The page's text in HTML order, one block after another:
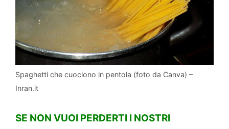
Spaghetti che cuociono in pentola (foto da Canva) –
Inran.it
SE NON VUOI PERDERTI I NOSTRI